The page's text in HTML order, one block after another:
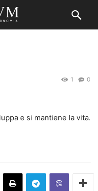
0
1
e si mantiene la vita.